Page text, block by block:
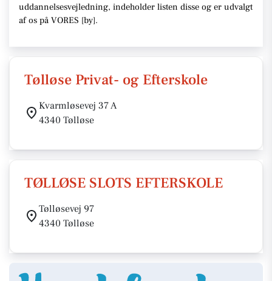
uddannelsesvejledning, indeholder listen disse og er udvalgt
af os på VORES [by].
Tølløse Privat- og Efterskole
Kvarmløsevej 37 A
4340 Tølløse
TØLLØSE SLOTS EFTERSKOLE
Tølløsevej 97
4340 Tølløse